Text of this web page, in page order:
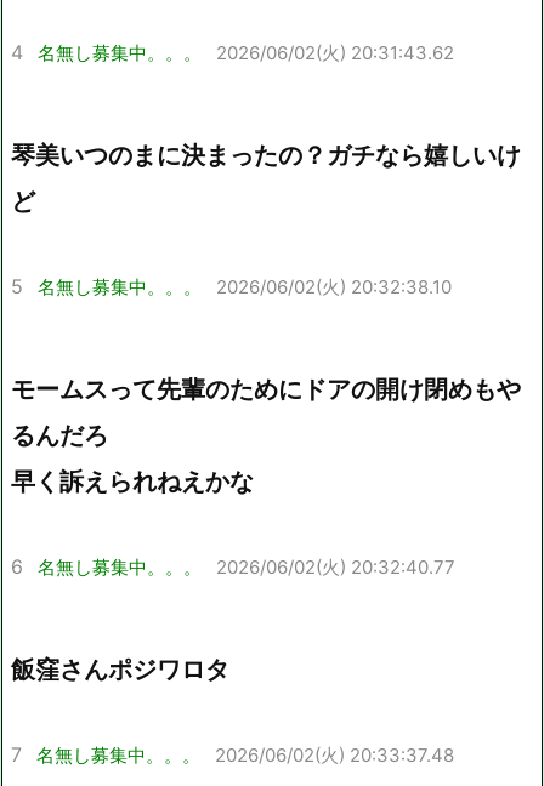
4 名無し募集中。。。 2026/06/02(火) 20:31:43.62
琴美いつのまに決まったの？ガチなら嬉しいけ
ど
5 名無し募集中。。。 2026/06/02(火) 20:32:38.10
モームスって先輩のためにドアの開け閉めもや
るんだろ
早く訴えられねえかな
6 名無し募集中。。。 2026/06/02(火) 20:32:40.77
飯窪さんポジワロタ
7 名無し募集中。。。 2026/06/02(火) 20:33:37.48